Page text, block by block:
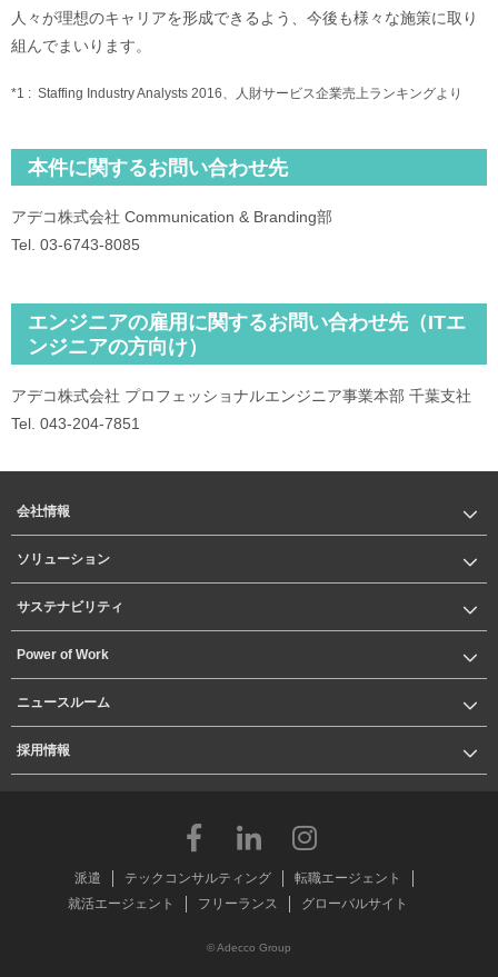
人々が理想のキャリアを形成できるよう、今後も様々な施策に取り
組んでまいります。
*1 : Staffing Industry Analysts 2016、人財サービス企業売上ランキングより
本件に関するお問い合わせ先
アデコ株式会社 Communication & Branding部
Tel. 03-6743-8085
エンジニアの雇用に関するお問い合わせ先（ITエ
ンジニアの方向け）
アデコ株式会社 プロフェッショナルエンジニア事業本部 千葉支社
Tel. 043-204-7851
会社情報
ソリューション
サステナビリティ
Power of Work
ニュースルーム
採用情報
派遣 テックコンサルティング
転職エージェント
就活エージェント
フリーランス グローバルサイト
© Adecco Group